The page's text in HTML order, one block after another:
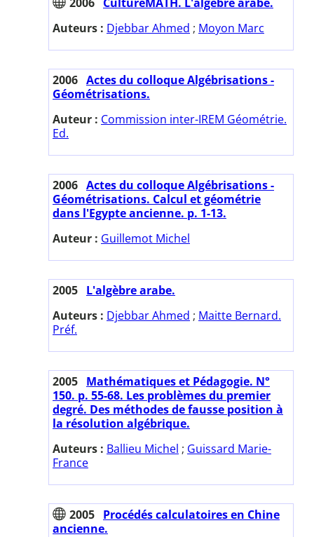
Auteurs : Djebbar Ahmed ; Moyon Marc
2006 Actes du colloque Algébrisations -
Géométrisations.
Auteur : Commission inter-IREM Géométrie.
Ed.
2006 Actes du colloque Algébrisations -
Géométrisations. Calcul et géométrie
dans l'Egypte ancienne. p. 1-13.
Auteur : Guillemot Michel
2005 L'algèbre arabe.
Auteurs : Djebbar Ahmed ; Maitte Bernard.
Préf.
2005 Mathématiques et Pédagogie. N°
150. p. 55-68. Les problèmes du premier
degré. Des méthodes de fausse position à
la résolution algébrique.
Auteurs : Ballieu Michel ; Guissard Marie-
France
2005 Procédés calculatoires en Chine
ancienne.